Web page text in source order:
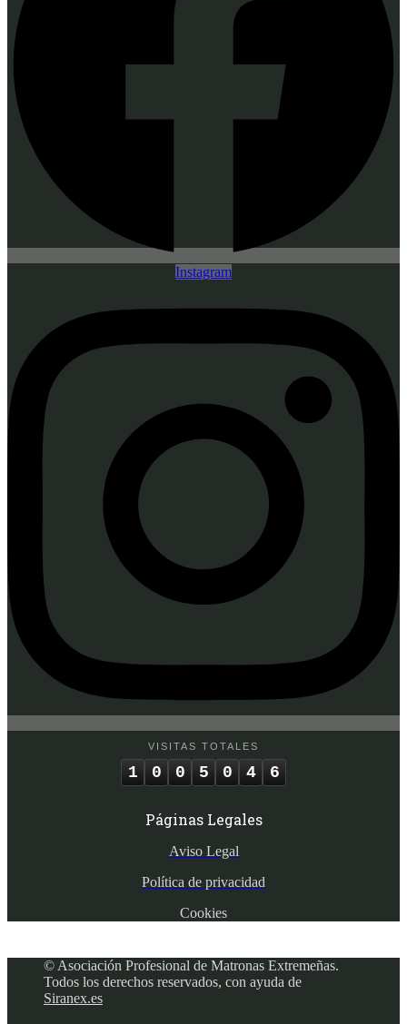
Instagram
VISITAS TOTALES
1 0 0 5 0 4 6
Páginas Legales
Aviso Legal
Política de privacidad
Cookies
© Asociación Profesional de Matronas Extremeñas.
Todos los derechos reservados, con ayuda de
Siranex.es